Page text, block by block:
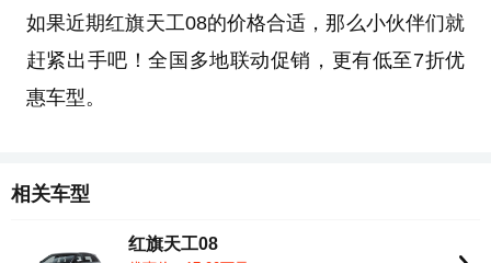
如果近期红旗天工08的价格合适，那么小伙伴们就
赶紧出手吧！全国多地联动促销，更有低至7折优
惠车型。
相关车型
红旗天工08